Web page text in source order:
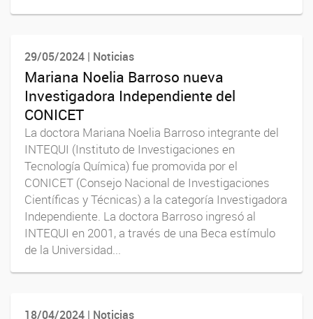
29/05/2024 | Noticias
Mariana Noelia Barroso nueva
Investigadora Independiente del
CONICET
La doctora Mariana Noelia Barroso integrante del
INTEQUI (Instituto de Investigaciones en
Tecnología Química) fue promovida por el
CONICET (Consejo Nacional de Investigaciones
Científicas y Técnicas) a la categoría Investigadora
Independiente. La doctora Barroso ingresó al
INTEQUI en 2001, a través de una Beca estímulo
de la Universidad...
18/04/2024 | Noticias